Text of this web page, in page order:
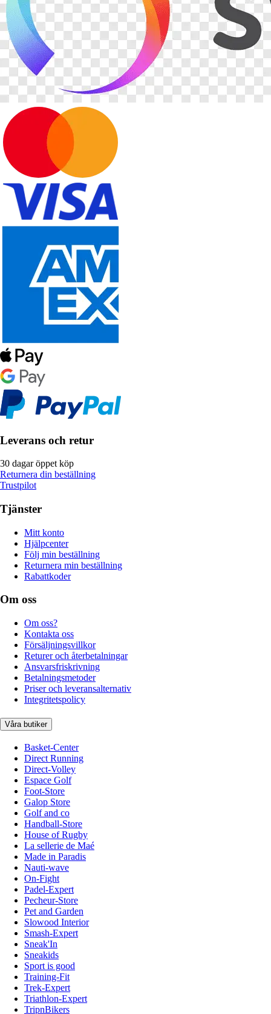
Leverans och retur
30 dagar öppet köp
Returnera din beställning
Trustpilot
Tjänster
Mitt konto
Hjälpcenter
Följ min beställning
Returnera min beställning
Rabattkoder
Om oss
Om oss?
Kontakta oss
Försäljningsvillkor
Returer och återbetalningar
Ansvarsfriskrivning
Betalningsmetoder
Priser och leveransalternativ
Integritetspolicy
Våra butiker
Basket-Center
Direct Running
Direct-Volley
Espace Golf
Foot-Store
Galop Store
Golf and co
Handball-Store
House of Rugby
La sellerie de Maé
Made in Paradis
Nauti-wave
On-Fight
Padel-Expert
Pecheur-Store
Pet and Garden
Slowood Interior
Smash-Expert
Sneak'In
Sneakids
Sport is good
Training-Fit
Trek-Expert
Triathlon-Expert
TripnBikers